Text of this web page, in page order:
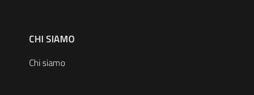
CHI SIAMO
Chi siamo